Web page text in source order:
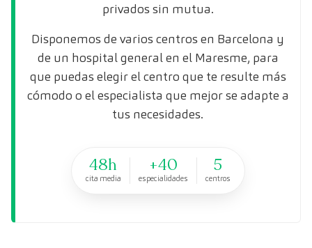
privados sin mutua.
Disponemos de varios centros en Barcelona y
de un hospital general en el Maresme, para
que puedas elegir el centro que te resulte más
cómodo o el especialista que mejor se adapte a
tus necesidades.
48h
cita media
+40
especialidades
5
centros